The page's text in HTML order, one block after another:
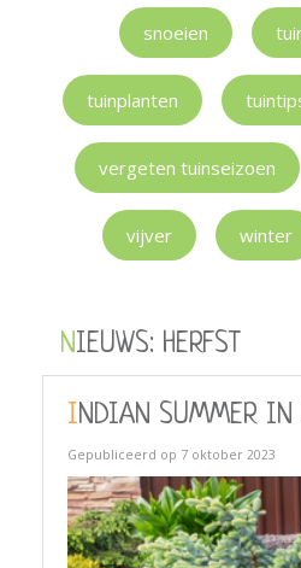
snoeien
tuinplanten
vergeten tuinseizoen
vijver winter
NIEUWS: HERFST
INDIAN SUMMER IN
Gepubliceerd op 7 oktober 2023